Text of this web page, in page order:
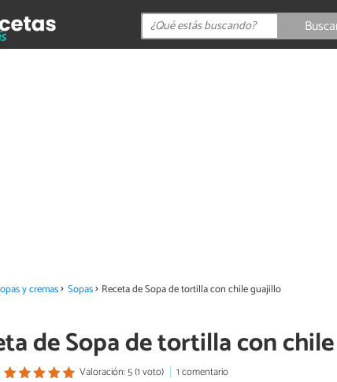
y cremas Sopas Receta de Sopa de tortilla con chile guajillo
de Sopa de tortilla con
Valoración: 5 (1 voto)
1 comentario